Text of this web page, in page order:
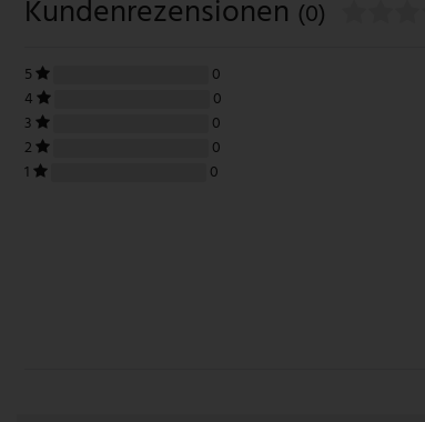
Kundenrezensionen (0)
5
0
4
0
3
0
2
0
1
0